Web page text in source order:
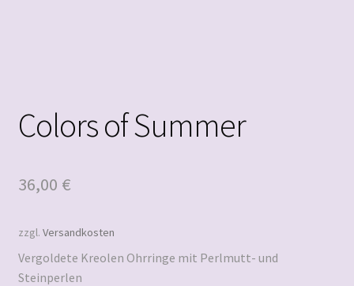
Colors of Summer
36,00 €
zzgl. Versandkosten
Vergoldete Kreolen Ohrringe mit Perlmutt- und
Steinperlen